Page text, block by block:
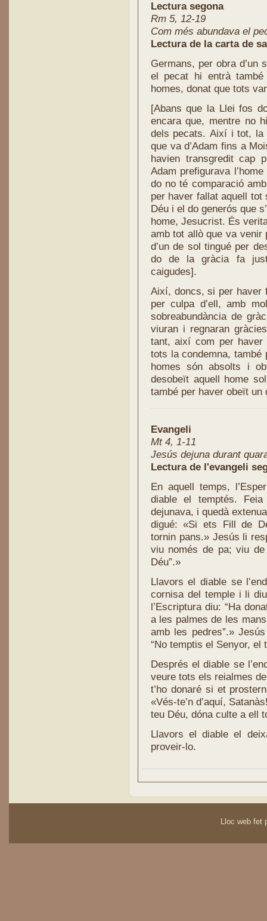
Lectura segona
Rm 5, 12-19
Com més abundava el
Lectura de la carta de
Germans, per obra d’un
el pecat hi entrà
homes, donat que tots
[Abans que la Llei fos
encara que, mentre no
dels pecats. Així i tot, la
que va d’Adam fins a
havien transgredit cap
Adam prefigurava
do no té comparació
per haver fallat aquell
Déu i el do generós que
home, Jesucrist. És
amb tot allò que va venir
d’un de sol tingué per
do de la gràcia fa
caigudes].
Així, doncs, si per haver
per culpa d’ell, amb
sobreabundància de
viuran i regnaran
tant, així com per
tots la condemna,
homes són absolts i
desobeït aquell home
també per haver obeït
Evangeli
Mt 4, 1-11
Jesús dejuna durant
Lectura de l'evangeli
En aquell temps,
diable el temptés.
dejunava, i quedà
digué: «Si ets Fill de
tornin pans.» Jesús li
viu només de pa; viu
Déu”.»
Llavors el diable se
cornisa del temple i li
l’Escriptura diu: “Ha
a les palmes de les
amb les pedres”.»
“No temptis el Senyor, el
Després el diable se
veure tots els reialmes
t’ho donaré si et
«Vés-te’n d’aquí,
teu Déu, dóna culte a ell
Llavors el diable el
proveir-lo.
Lloc web fet